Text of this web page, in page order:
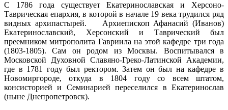
С 1786 года существует Екатеринославская и Херсоно-
Таврическая епархия, в которой в начале 19 века трудился ряд
видных архипастырей. Архиепископ Афанасий (Иванов)
Екатеринославский, Херсонский и Таврический был
преемником митрополита Гавриила на этой кафедре три года
(1803-1805). Сам он родом из Москвы. Воспитывался в
Московской Духовной Славяно-Греко-Латинской Академии,
где в 1781 году был ректором. Затем он был на кафедре в
Новомиргороде, откуда в 1804 году со всем штатом,
консисторией и Семинарией переселился в Екатеринослав
(ныне Днепропетровск).